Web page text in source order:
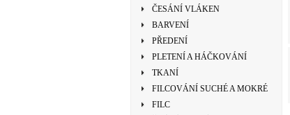
ČESÁNÍ VLÁKEN
BARVENÍ
PŘEDENÍ
PLETENÍ A HÁČKOVÁNÍ
TKANÍ
FILCOVÁNÍ SUCHÉ A MOKRÉ
FILC